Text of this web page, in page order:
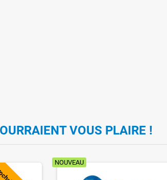
VOUS PLAIRE !
NOUVEAU